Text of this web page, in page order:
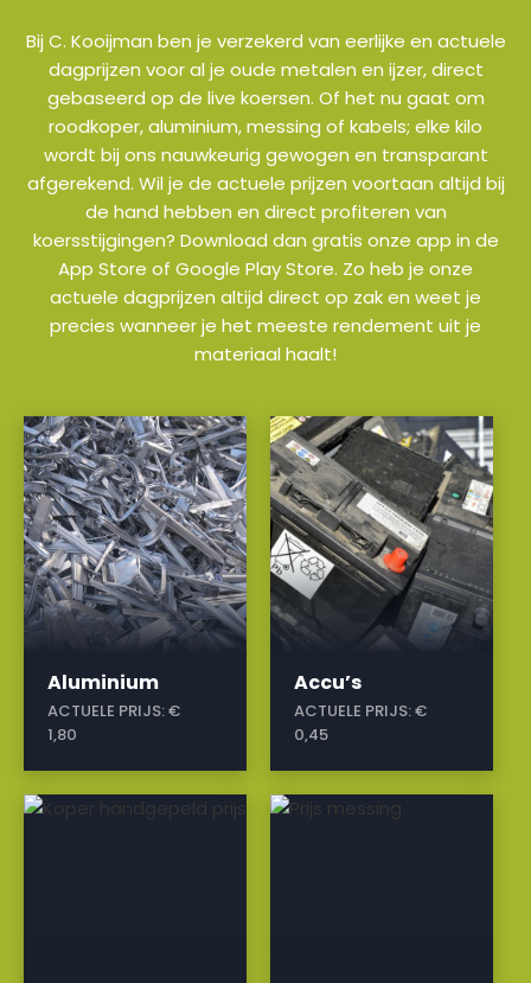
Bij C. Kooijman ben je verzekerd van eerlijke en actuele
dagprijzen voor al je oude metalen en ijzer, direct
gebaseerd op de live koersen. Of het nu gaat om
roodkoper, aluminium, messing of kabels; elke kilo
wordt bij ons nauwkeurig gewogen en transparant
afgerekend. Wil je de actuele prijzen voortaan altijd bij
de hand hebben en direct profiteren van
koersstijgingen? Download dan gratis onze app in de
App Store of Google Play Store. Zo heb je onze
actuele dagprijzen altijd direct op zak en weet je
precies wanneer je het meeste rendement uit je
materiaal haalt!
Aluminium
ACTUELE PRIJS:€
1,80
a
Accu’s
ACTUELE PRIJS:€
0,45
a
a a